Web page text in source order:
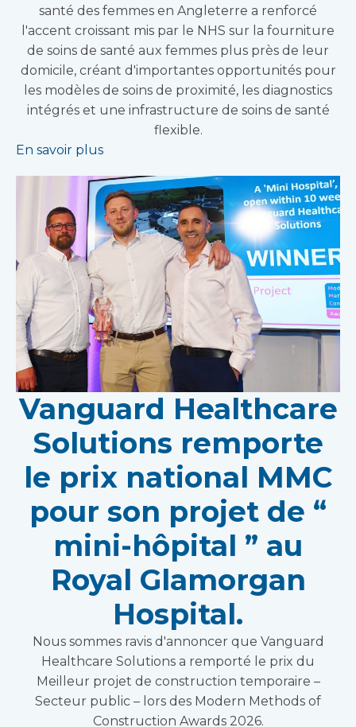
santé des femmes en Angleterre a renforcé
l'accent croissant mis par le NHS sur la fourniture
de soins de santé aux femmes plus près de leur
domicile, créant d'importantes opportunités pour
les modèles de soins de proximité, les diagnostics
intégrés et une infrastructure de soins de santé
flexible.
En savoir plus
Vanguard Healthcare
Solutions remporte
le prix national MMC
pour son projet de “
mini-hôpital ” au
Royal Glamorgan
Hospital.
Nous sommes ravis d'annoncer que Vanguard
Healthcare Solutions a remporté le prix du
Meilleur projet de construction temporaire –
Secteur public – lors des Modern Methods of
Construction Awards 2026.